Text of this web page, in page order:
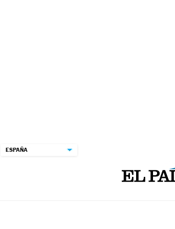
ESPAÑA